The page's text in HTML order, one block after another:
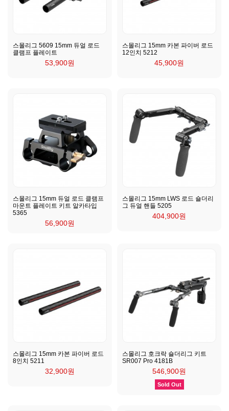
스몰리그 5609 15mm 듀얼 로드
클램프 플레이트
53,900원
스몰리그 15mm 카본 파이버 로드
12인치 5212
45,900원
스몰리그 15mm 듀얼 로드 클램프
마운트 플레이트 키트 알카타입
5365
56,900원
스몰리그 15mm LWS 로드 숄더리
그 듀얼 핸들 5205
404,900원
스몰리그 15mm 카본 파이버 로드
8인치 5211
32,900원
스몰리그 호크락 숄더리그 키트
SR007 Pro 4181B
546,900원
Sold Out